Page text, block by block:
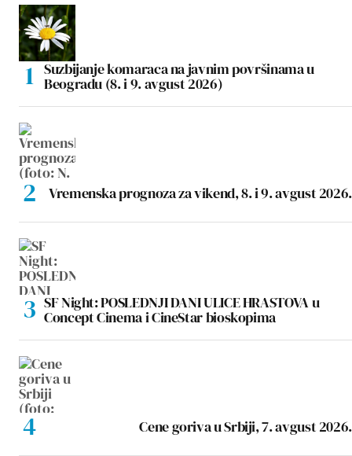
Suzbijanje komaraca na javnim površinama u
Beogradu (8. i 9. avgust 2026)
Vremenska prognoza za vikend, 8. i 9. avgust 2026.
SF Night: POSLEDNJI DANI ULICE HRASTOVA u
Concept Cinema i CineStar bioskopima
Cene goriva u Srbiji, 7. avgust 2026.